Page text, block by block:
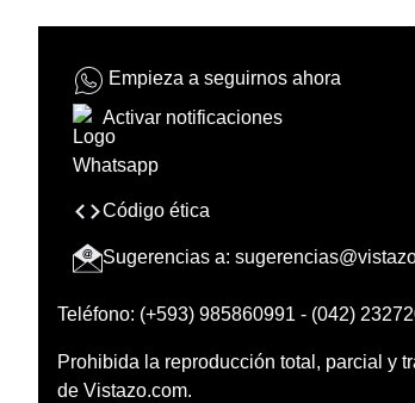
Empieza a seguirnos ahora
Activar notificaciones
Código ética
Sugerencias a:
Teléfono: (+593) 985860991 - (042)
Prohibida la reproducción total, parcial y
de Vistazo.com.